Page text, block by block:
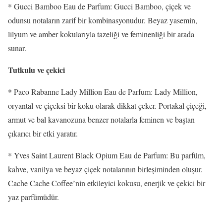
* Gucci Bamboo Eau de Parfum: Gucci Bamboo, çiçek ve
odunsu notaların zarif bir kombinasyonudur. Beyaz yasemin,
lilyum ve amber kokularıyla tazeliği ve feminenliği bir arada
sunar.
Tutkulu ve çekici
* Paco Rabanne Lady Million Eau de Parfum: Lady Million,
oryantal ve çiçeksi bir koku olarak dikkat çeker. Portakal çiçeği,
armut ve bal kavanozuna benzer notalarla feminen ve baştan
çıkarıcı bir etki yaratır.
* Yves Saint Laurent Black Opium Eau de Parfum: Bu parfüm,
kahve, vanilya ve beyaz çiçek notalarının birleşiminden oluşur.
Cache Cache Coffee’nin etkileyici kokusu, enerjik ve çekici bir
yaz parfümüdür.